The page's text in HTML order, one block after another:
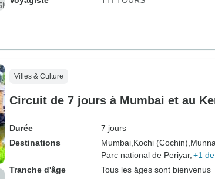
Villes & Culture
Circuit de 7 jours à Mumbai et au
Durée
7 jours
Destinations
Mumbai, Kochi (Cochin),
Parc national de Periyar, +1
Tranche d'âge
Tous les âges sont bienvenus